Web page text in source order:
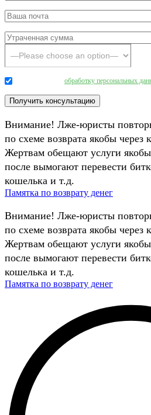
обработку персональных
Внимание! Лже-юристы
по схеме возврата якобы через
Жертвам обещают услуги
после вымогают перевести
кошелька и т.д.
Памятка по возврату денег
Внимание! Лже-юристы
по схеме возврата якобы через
Жертвам обещают услуги
после вымогают перевести
кошелька и т.д.
Памятка по возврату денег